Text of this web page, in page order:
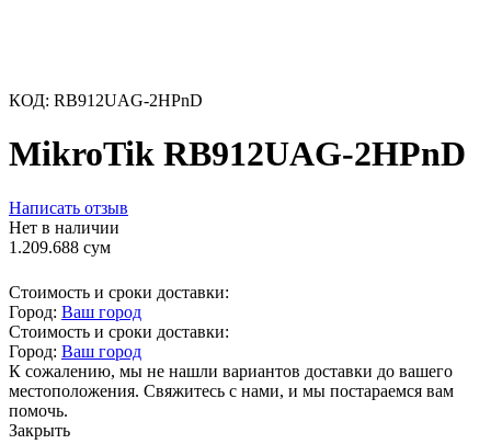
КОД: RB912UAG-2HPnD
MikroTik RB912UAG-2HPnD
Написать отзыв
Нет в наличии
1.209.688 сум
Стоимость и сроки доставки:
Город: Ваш город
Стоимость и сроки доставки:
Город: Ваш город
К сожалению, мы не нашли вариантов доставки до вашего
местоположения. Свяжитесь с нами, и мы постараемся вам
помочь.
Закрыть